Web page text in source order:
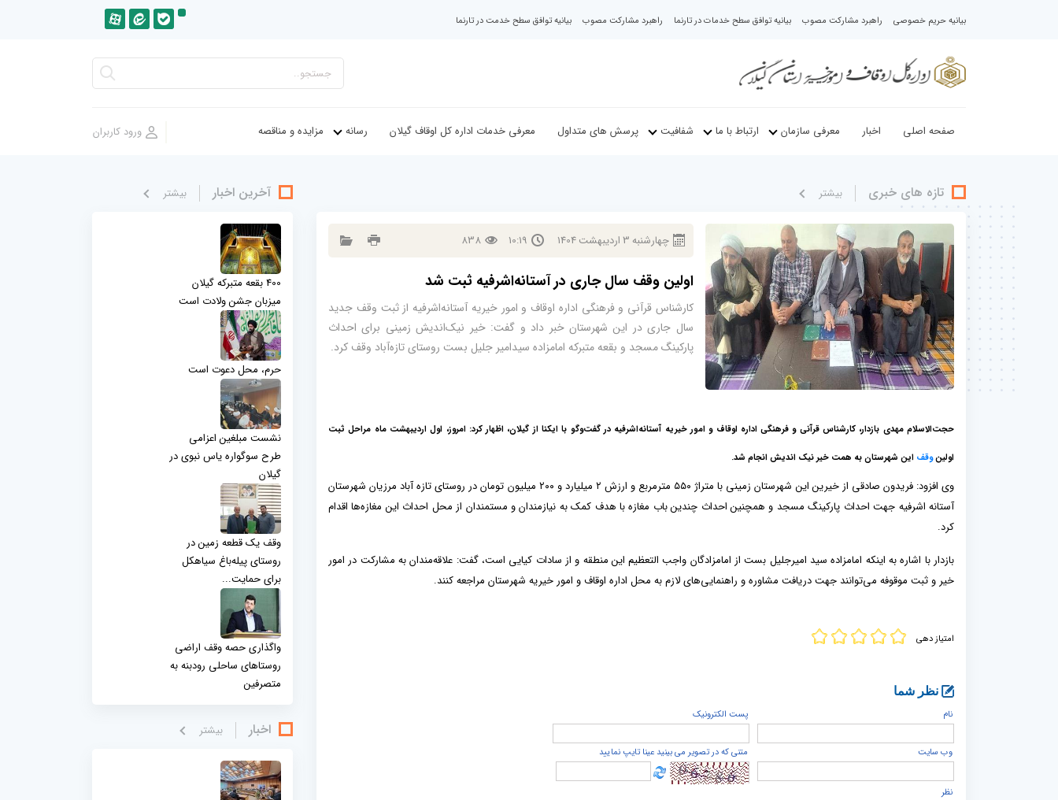
بیانیه حریم خصوصی راهبرد مشارکت مصوب بیانیه توافق سطح خدمات در تارنما راهبرد مشارکت مصوب بیانیه توافق سطح خدمت در تارنما
صفحه اصلی اخبار معرفی سازمان ارتباط با ما شفافیت پرسش های متداول معرفی خدمات اداره کل اوقاف گیلان رسانه مزایده و مناقصه
تازه های خبری بيشتر
چهارشنبه3ارديبهشت 1404
10:19
838
اولین وقف سال جاری در آستانه‌اشرفیه ثبت شد
کارشناس قرآنی و فرهنگی اداره اوقاف و امور خیریه آستانه‌اشرفیه از ثبت وقف جدید
سال جاری در این شهرستان خبر داد و گفت: خیر نیک‌اندیش زمینی برای احداث
پارکینگ مسجد و بقعه متبرکه امامزاده سیدامیر جلیل بست روستای تازه‌آباد وقف کرد.
حجت‌الاسلام مهدی بازدار، کارشناس قرآنی و فرهنگی اداره اوقاف و امور خیریه آستانه‌اشرفیه در گفت‌وگو با ایکنا از گیلان، اظهار کرد: امروز، اول اردیبهشت ماه مراحل ثبت
اولینوقف این شهرستان به همت خیر نیک اندیش انجام شد.
وی افزود: فریدون صادقی از خیرین این شهرستان زمینی با متراژ ۵۵۰ مترمربع و ارزش ۲ میلیارد و ۲۰۰ میلیون تومان در روستای تازه آباد مرزیان شهرستان
آستانه اشرفیه جهت احداث پارکینگ مسجد و همچنین احداث چندین باب مغازه با هدف کمک به نیازمندان و مستمندان از محل احداث این مغازه‌ها اقدام
کرد.
بازدار با اشاره به اینکه امامزاده سید امیرجلیل بست از امامزادگان واجب التعظیم این منطقه و از سادات کیایی است، گفت: علاقه‌مندان به مشارکت در امور
خیر و ثبت موقوفه می‌توانند جهت دریافت مشاوره و راهنمایی‌های لازم به محل اداره اوقاف و امور خیریه شهرستان مراجعه کنند.
امتیاز دهی
نظر شما
نام
پست الكترونيک
وب سایت متنی که در تصویر می بینید عینا تایپ نمایید
نظر
آخرین اخبار بيشتر
400 بقعه متبرکه گیلان
میزبان جشن ولادت است
حرم، محل دعوت است
نشست مبلغین اعزامی
طرح سوگواره یاس نبوی در
گیلان
وقف یک قطعه زمین در
روستای پیله‌باغ سیاهکل
برای حمایت...
واگذاری حصه وقف اراضی
روستاهای ساحلی رودبنه به
متصرفین
اخبار بيشتر